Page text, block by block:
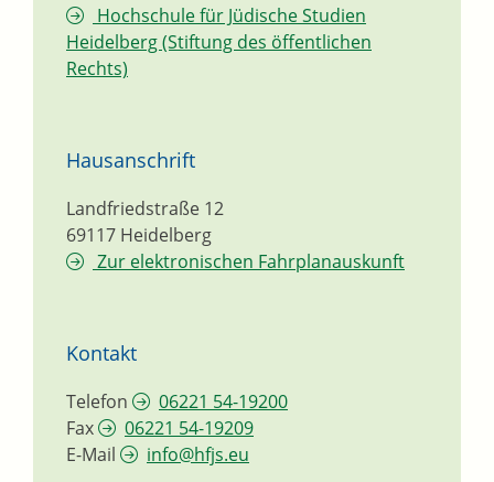
Hochschule für Jüdische Studien
Heidelberg (Stiftung des öffentlichen
Rechts)
Hausanschrift
Landfriedstraße 12
69117 Heidelberg
Zur elektronischen Fahrplanauskunft
Kontakt
Telefon
06221 54-19200
Fax
06221 54-19209
E-Mail
info@hfjs.eu